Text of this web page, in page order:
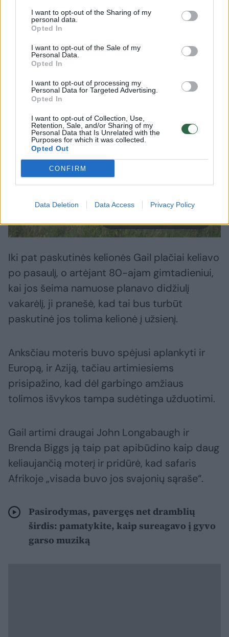
I want to opt-out of the Sharing of my
personal data.
Opted In
I want to opt-out of the Sale of my
Personal Data.
Opted In
I want to opt-out of processing my
Personal Data for Targeted Advertising.
Opted In
I want to opt-out of Collection, Use,
Retention, Sale, and/or Sharing of my
Personal Data that Is Unrelated with the
Purposes for which it was collected.
Opted Out
CONFIRM
Data Deletion Data Access Privacy Policy
79-erių Gail Mattson tikėjosi sulaukusi
geriausių gyvenimo atostogų, tačiau net
nenujautė, kad vieną kartą per gyvenimą
pasitaikančioje išvykoje susidūrimas su
Iki pat paskutinės kelionės Gail plačiai keliavo
po pasaulį, o artėjant 80-ajam gimtadieniui,
kai jos šeima namuose planavo didžiulį
vakarėlį, ji pranešė, kad tai bus turbūt
paskutinė jos tolima kelionė į užsienį.
Anksčiau moteris buvo spėjusi aplankyti ir
Europą, ir Aziją, tačiau artimiesiems
prisipažino, kad dėl garbingo amžiaus
tolimos išvykos tampa sudėtinga užduotimi.
Gail artimi draugai John Longabaugh ir
Brenda Biggs ją taip pat apibūdino kaip daug
keliaujančią moterį ir pridūrė, kad safaris
Afrikoje „visada buvo jos svajonių sąraše“.
Pasirodymas, pavergęs net dramblių
širdis: pamatykite, kaip sureagavo į gyvo
garso muziką